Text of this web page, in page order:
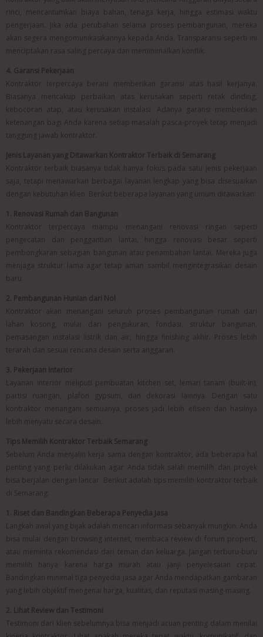
rinci, mencantumkan biaya bahan, tenaga kerja, hingga estimasi waktu
pengerjaan. Jika ada perubahan selama proses pembangunan, mereka
akan segera mengomunikasikannya kepada Anda. Transparansi seperti ini
menciptakan rasa saling percaya dan meminimalkan konflik.
4. Garansi Pekerjaan
Kontraktor terpercaya berani memberikan garansi atas hasil kerjanya.
Biasanya mencakup perbaikan atas kerusakan seperti retak dinding,
kebocoran atap, atau kerusakan instalasi. Adanya garansi memberikan
ketenangan bagi Anda karena setiap masalah pasca-proyek tetap menjadi
tanggung jawab kontraktor.
Jenis Layanan yang Ditawarkan Kontraktor Terbaik di Semarang
Kontraktor terbaik biasanya tidak hanya fokus pada satu jenis pekerjaan
saja, tetapi menawarkan berbagai layanan lengkap yang bisa disesuaikan
dengan kebutuhan klien. Berikut beberapa layanan yang umum ditawarkan:
1. Renovasi Rumah dan Bangunan
Kontraktor terpercaya mampu menangani renovasi ringan seperti
pengecatan dan penggantian lantai, hingga renovasi besar seperti
pembongkaran sebagian bangunan atau penambahan lantai. Mereka juga
menjaga struktur lama agar tetap aman sambil mengintegrasikan desain
baru.
2. Pembangunan Hunian dari Nol
Kontraktor akan menangani seluruh proses pembangunan rumah dari
lahan kosong, mulai dari pengukuran, fondasi, struktur bangunan,
pemasangan instalasi listrik dan air, hingga finishing akhir. Proses lebih
terarah dan sesuai rencana desain serta anggaran.
3. Pekerjaan Interior
Layanan interior meliputi pembuatan kitchen set, lemari tanam (built-in),
partisi ruangan, plafon gypsum, dan dekorasi lainnya. Dengan satu
kontraktor menangani semuanya, proses jadi lebih efisien dan hasilnya
lebih menyatu secara desain.
Tips Memilih Kontraktor Terbaik Semarang
Sebelum Anda menjalin kerja sama dengan kontraktor, ada beberapa hal
penting yang perlu dilakukan agar Anda tidak salah memilih dan proyek
bisa berjalan dengan lancar. Berikut adalah tips memilih kontraktor terbaik
di Semarang:
1. Riset dan Bandingkan Beberapa Penyedia Jasa
Langkah awal yang bijak adalah mencari informasi sebanyak mungkin. Anda
bisa mulai dengan browsing internet, membaca review di forum properti,
atau meminta rekomendasi dari teman dan keluarga. Jangan terburu-buru
memilih hanya karena harga murah atau janji penyelesaian cepat.
Bandingkan minimal tiga penyedia jasa agar Anda mendapatkan gambaran
yang lebih objektif mengenai harga, kualitas, dan reputasi masing-masing.
2. Lihat Review dan Testimoni
Testimoni dari klien sebelumnya bisa menjadi acuan penting dalam menilai